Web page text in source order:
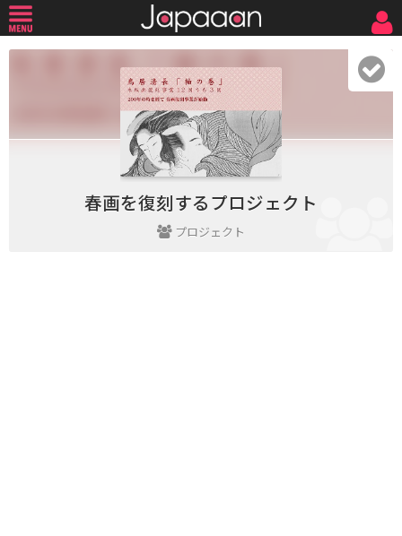
春画を復刻するプロジェクト
プロジェクト